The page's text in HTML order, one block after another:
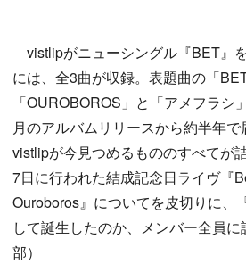
vistlipがニューシングル『BET』
には、全3曲が収録。表題曲の「
「OUROBOROS」と「アメフラシ
月のアルバムリリースから約半年で
vistlipが今見つめるもののすべてが
7日に行われた結成記念日ライヴ『
Ouroboros』についてを皮切りに、
して誕生したのか、メンバー全員
部）